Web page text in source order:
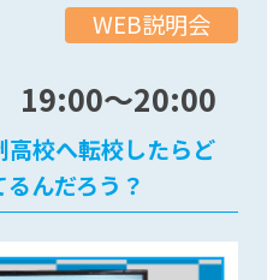
WEB説明会
19:00〜20:00
高校へ転校したらど
んだろう？